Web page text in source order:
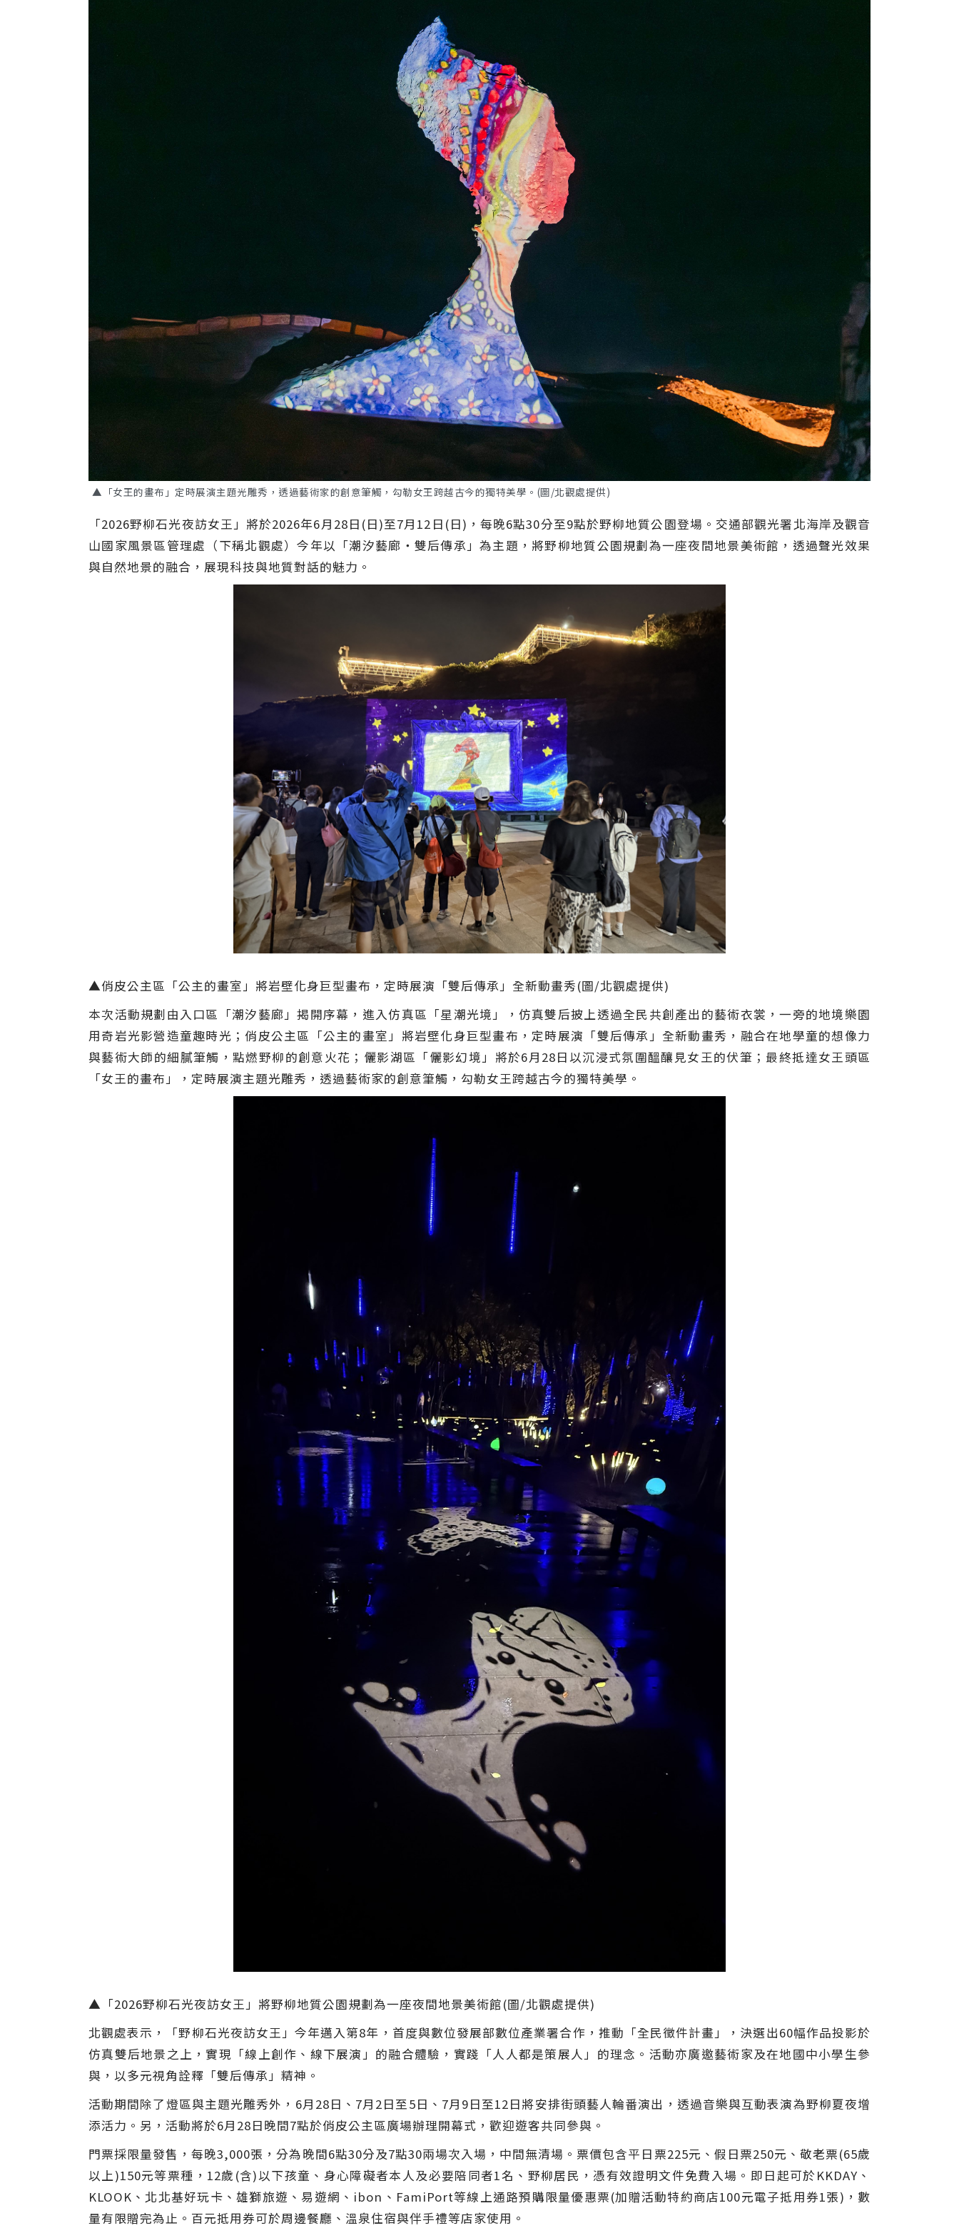
▲「女王的畫布」定時展演主題光雕秀，透過藝術家的創意筆觸，勾勒女王跨越古今的獨特美學。(圖/北觀處提供)
「2026野柳石光夜訪女王」將於2026年6月28日(日)至7月12日(日)，每晚6點30分至9點於野柳地質公園登場。交通部觀光署北海岸及觀音
山國家風景區管理處（下稱北觀處）今年以「潮汐藝廊・雙后傳承」為主題，將野柳地質公園規劃為一座夜間地景美術館，透過聲光效果
與自然地景的融合，展現科技與地質對話的魅力。
▲俏皮公主區「公主的畫室」將岩壁化身巨型畫布，定時展演「雙后傳承」全新動畫秀(圖/北觀處提供)
本次活動規劃由入口區「潮汐藝廊」揭開序幕，進入仿真區「星潮光境」，仿真雙后披上透過全民共創產出的藝術衣裳，一旁的地境樂園
用奇岩光影營造童趣時光；俏皮公主區「公主的畫室」將岩壁化身巨型畫布，定時展演「雙后傳承」全新動畫秀，融合在地學童的想像力
與藝術大師的細膩筆觸，點燃野柳的創意火花；儷影湖區「儷影幻境」將於6月28日以沉浸式氛圍醞釀見女王的伏筆；最終抵達女王頭區
「女王的畫布」，定時展演主題光雕秀，透過藝術家的創意筆觸，勾勒女王跨越古今的獨特美學。
▲「2026野柳石光夜訪女王」將野柳地質公園規劃為一座夜間地景美術館(圖/北觀處提供)
北觀處表示，「野柳石光夜訪女王」今年邁入第8年，首度與數位發展部數位產業署合作，推動「全民徵件計畫」，決選出60幅作品投影於
仿真雙后地景之上，實現「線上創作、線下展演」的融合體驗，實踐「人人都是策展人」的理念。活動亦廣邀藝術家及在地國中小學生參
與，以多元視角詮釋「雙后傳承」精神。
活動期間除了燈區與主題光雕秀外，6月28日、7月2日至5日、7月9日至12日將安排街頭藝人輪番演出，透過音樂與互動表演為野柳夏夜增
添活力。另，活動將於6月28日晚間7點於俏皮公主區廣場辦理開幕式，歡迎遊客共同參與。
門票採限量發售，每晚3,000張，分為晚間6點30分及7點30兩場次入場，中間無清場。票價包含平日票225元、假日票250元、敬老票(65歲
以上)150元等票種，12歲(含)以下孩童、身心障礙者本人及必要陪同者1名、野柳居民，憑有效證明文件免費入場。即日起可於KKDAY、
KLOOK、北北基好玩卡、雄獅旅遊、易遊網、ibon、FamiPort等線上通路預購限量優惠票(加贈活動特約商店100元電子抵用券1張)，數
量有限贈完為止。百元抵用券可於周邊餐廳、溫泉住宿與伴手禮等店家使用。